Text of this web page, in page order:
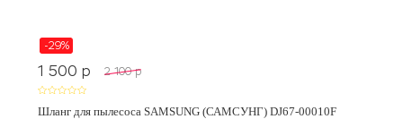
-29%
1 500 p 2 100 p
Шланг для пылесоса SAMSUNG (САМСУНГ) DJ67-00010F